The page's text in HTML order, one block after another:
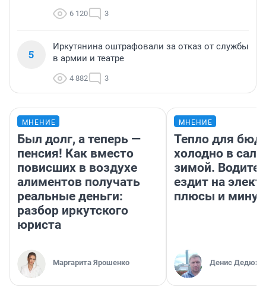
6 120 3
5
Иркутянина оштрафовали за отказ от службы
в армии и театре
4 882 3
МНЕНИЕ
Был долг, а теперь —
пенсия! Как вместо
повисших в воздухе
алиментов получать
реальные деньги:
разбор иркутского
юриста
Маргарита Ярошенко
МНЕНИЕ
Тепло для
холодно в
зимой.
ездит на
плюсы и
Денис